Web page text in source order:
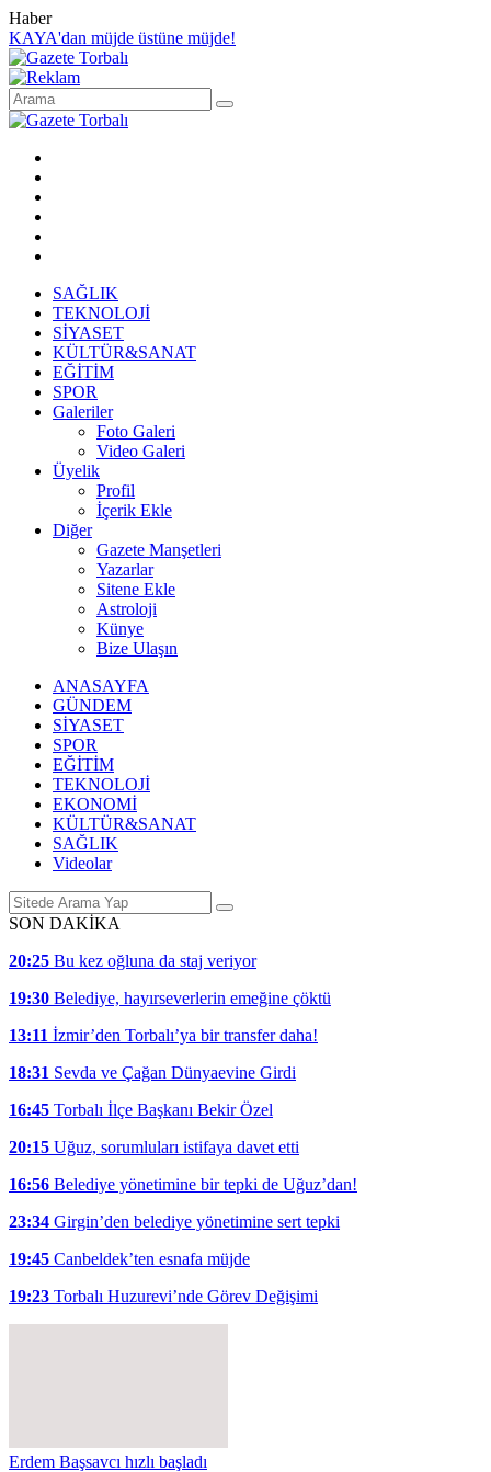
Haber
KAYA'dan müjde üstüne müjde!
SAĞLIK
TEKNOLOJİ
SİYASET
KÜLTÜR&SANAT
EĞİTİM
SPOR
Galeriler
Foto Galeri
Video Galeri
Üyelik
Profil
İçerik Ekle
Diğer
Gazete Manşetleri
Yazarlar
Sitene Ekle
Astroloji
Künye
Bize Ulaşın
ANASAYFA
GÜNDEM
SİYASET
SPOR
EĞİTİM
TEKNOLOJİ
EKONOMİ
KÜLTÜR&SANAT
SAĞLIK
Videolar
SON DAKİKA
20:25 Bu kez oğluna da staj veriyor
19:30 Belediye, hayırseverlerin emeğine çöktü
13:11 İzmir’den Torbalı’ya bir transfer daha!
18:31 Sevda ve Çağan Dünyaevine Girdi
16:45 Torbalı İlçe Başkanı Bekir Özel
20:15 Uğuz, sorumluları istifaya davet etti
16:56 Belediye yönetimine bir tepki de Uğuz’dan!
23:34 Girgin’den belediye yönetimine sert tepki
19:45 Canbeldek’ten esnafa müjde
19:23 Torbalı Huzurevi’nde Görev Değişimi
Erdem Başsavcı hızlı başladı